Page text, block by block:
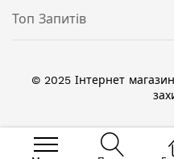
Топ Запитів
© 2025 Інтернет